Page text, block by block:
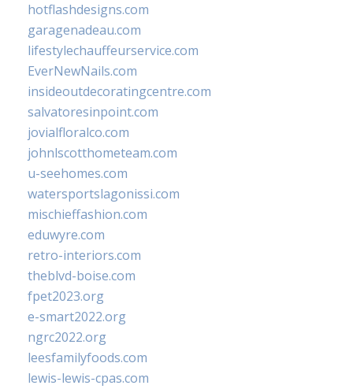
hotflashdesigns.com
garagenadeau.com
lifestylechauffeurservice.com
EverNewNails.com
insideoutdecoratingcentre.com
salvatoresinpoint.com
jovialfloralco.com
johnlscotthometeam.com
u-seehomes.com
watersportslagonissi.com
mischieffashion.com
eduwyre.com
retro-interiors.com
theblvd-boise.com
fpet2023.org
e-smart2022.org
ngrc2022.org
leesfamilyfoods.com
lewis-lewis-cpas.com